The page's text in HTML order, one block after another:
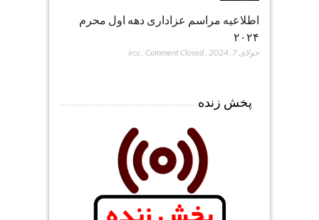
اطلاعیه مراسم عزاداری دهه اول محرم
۲۰۲۴
جولای 7, 2024 ,
ircc Comment Closed
پخش زنده